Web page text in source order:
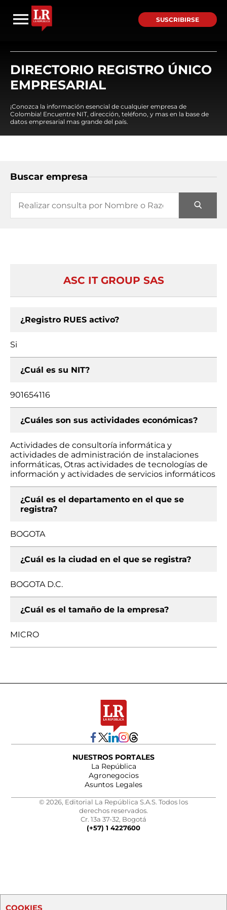
SUSCRIBIRSE
DIRECTORIO REGISTRO ÚNICO
EMPRESARIAL
¡Conozca la información esencial de cualquier empresa de
Colombia! Encuentre NIT, dirección, teléfono, y mas en la base de
datos empresarial mas grande del país.
Buscar empresa
ASC IT GROUP SAS
¿Registro RUES activo?
Si
¿Cuál es su NIT?
901654116
¿Cuáles son sus actividades económicas?
Actividades de consultoría informática y
actividades de administración de instalaciones
informáticas, Otras actividades de tecnologías de
información y actividades de servicios informáticos
¿Cuál es el departamento en el que se
registra?
BOGOTA
¿Cuál es la ciudad en el que se registra?
BOGOTA D.C.
¿Cuál es el tamaño de la empresa?
MICRO
NUESTROS PORTALES
La República
Agronegocios
Asuntos Legales
© 2026, Editorial La República S.A.S. Todos los
derechos reservados.
Cr. 13a 37-32, Bogotá
(+57) 1 4227600
COOKIES